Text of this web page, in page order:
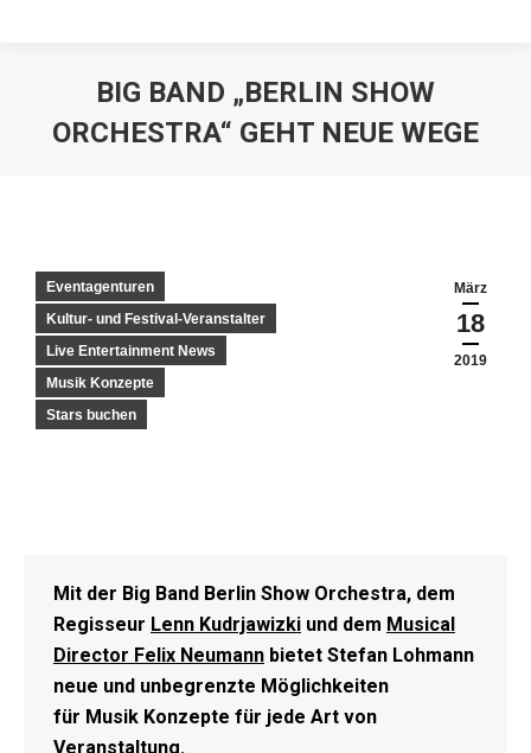
BIG BAND „BERLIN SHOW
ORCHESTRA“ GEHT NEUE WEGE
März
18
2019
Eventagenturen
Kultur- und Festival-Veranstalter
Live Entertainment News
Musik Konzepte
Stars buchen
Mit der Big Band Berlin Show Orchestra, dem
Regisseur Lenn Kudrjawizki und dem Musical
Director Felix Neumann bietet Stefan Lohmann
neue und unbegrenzte Möglichkeiten
für Musik Konzepte für jede Art von
Veranstaltung.